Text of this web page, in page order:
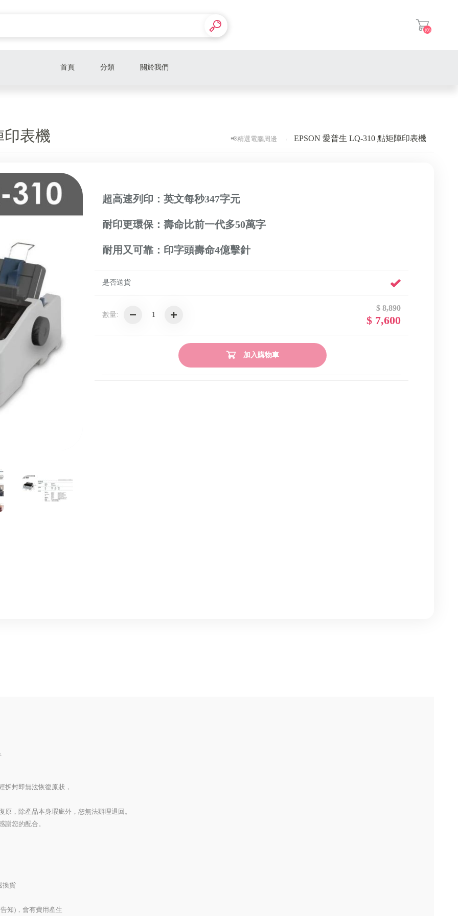
(0)
首頁 分類
├主機板 ｜MSI 微星
📢精選DIY PC主機
📢精選電腦螢幕
關於我們
📢精選電腦周邊 EPSON 愛普生 LQ-310 點矩陣印表機
印表機
超高速列印：英文每秒347字元
耐印更環保：壽命比前一代多50萬字
耐用又可靠：印字頭壽命4億擊針
是否送貨
$ 8,890
$ 7,600
數量:
加入購物車
拆封即無法恢復原狀，
，除產品本身瑕疵外，恕無法辦理退回。
您的配合。
換貨
知)，會有費用產生